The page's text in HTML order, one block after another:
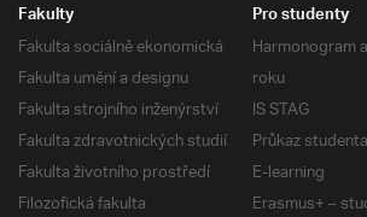
Fakulty
Fakulta sociálně ekonomická
Fakulta umění a designu
Fakulta strojního inženýrství
Fakulta zdravotnických studií
Fakulta životního prostředí
Filozofická fakulta
Pro studenty
Harmonogram
roku
IS STAG
Průkaz studenta
E-learning
Erasmus+ –